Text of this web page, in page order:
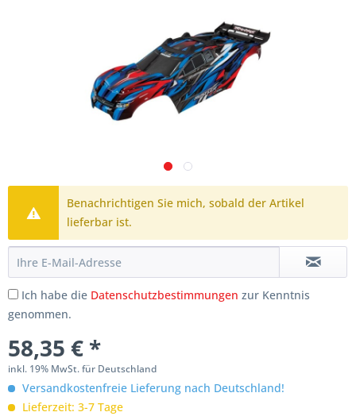
Benachrichtigen Sie mich, sobald der Artikel
lieferbar ist.
Ich habe die Datenschutzbestimmungen zur Kenntnis
genommen.
58,35 € *
inkl. 19% MwSt. für Deutschland
Versandkostenfreie Lieferung nach Deutschland!
Lieferzeit: 3-7 Tage